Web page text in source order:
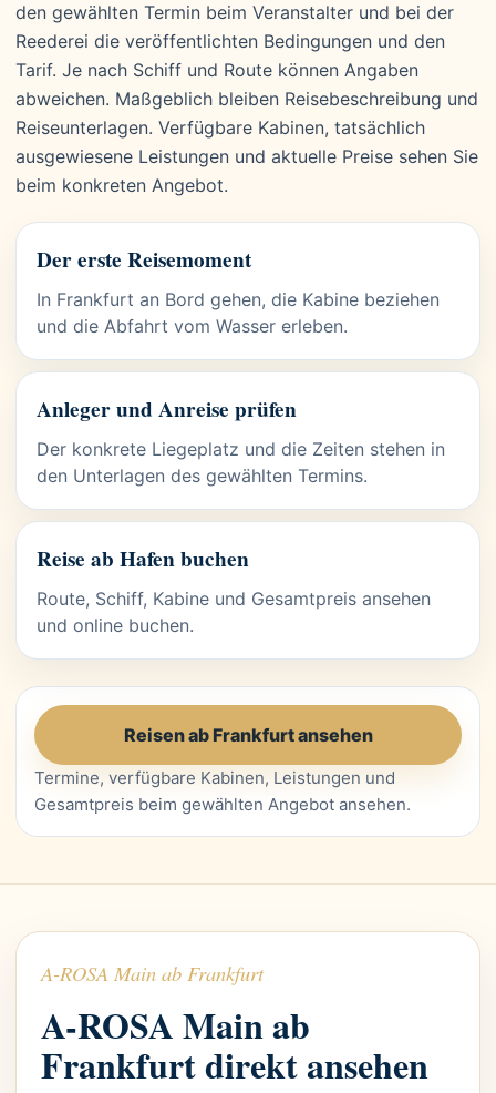
den gewählten Termin beim Veranstalter und bei der
Reederei die veröffentlichten Bedingungen und den
Tarif. Je nach Schiff und Route können Angaben
abweichen. Maßgeblich bleiben Reisebeschreibung und
Reiseunterlagen. Verfügbare Kabinen, tatsächlich
ausgewiesene Leistungen und aktuelle Preise sehen Sie
beim konkreten Angebot.
Der erste Reisemoment
In Frankfurt an Bord gehen, die Kabine beziehen
und die Abfahrt vom Wasser erleben.
Anleger und Anreise prüfen
Der konkrete Liegeplatz und die Zeiten stehen in
den Unterlagen des gewählten Termins.
Reise ab Hafen buchen
Route, Schiff, Kabine und Gesamtpreis ansehen
und online buchen.
Reisen ab Frankfurt ansehen
Termine, verfügbare Kabinen, Leistungen und
Gesamtpreis beim gewählten Angebot ansehen.
A-ROSA Main ab Frankfurt
A-ROSA Main ab
Frankfurt direkt ansehen